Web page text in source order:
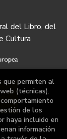
del Libro, del
Cultura
que permiten al
(técnicas),
de los
haya incluido en
información